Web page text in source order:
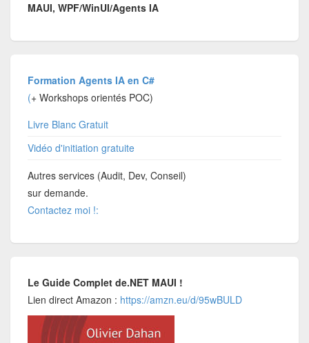
MAUI, WPF/WinUI/Agents IA
Formation Agents IA en C#
(+ Workshops orientés POC)
Livre Blanc Gratuit
Vidéo d'initiation gratuite
Autres services (Audit, Dev, Conseil)
sur demande.
Contactez moi !:
Le Guide Complet de.NET MAUI !
Lien direct Amazon : https://amzn.eu/d/95wBULD